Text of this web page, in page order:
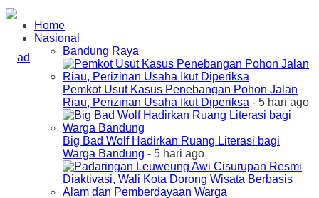
Home
Nasional
Bandung Raya
Pemkot Usut Kasus Penebangan Pohon Jalan
Riau, Perizinan Usaha Ikut Diperiksa - 5 hari ago
Big Bad Wolf Hadirkan Ruang Literasi bagi
Warga Bandung - 5 hari ago